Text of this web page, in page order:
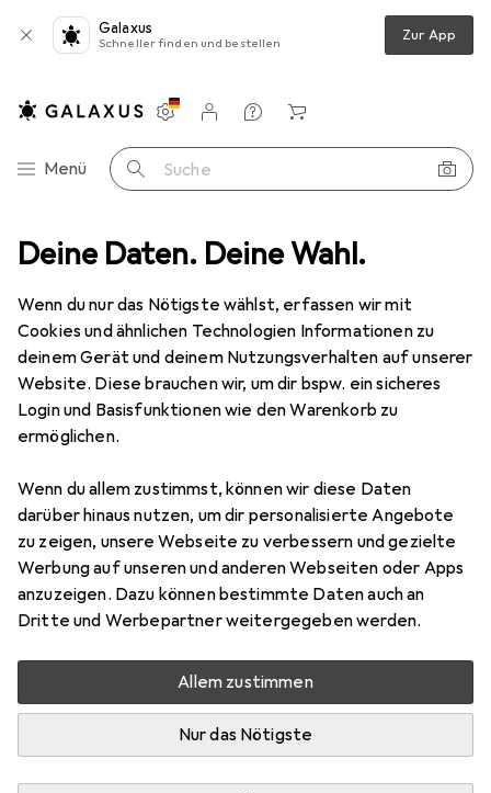
Deine Daten. Deine Wahl.
Wenn du nur das Nötigste wählst, erfassen wir mit
Cookies und ähnlichen Technologien Informationen zu
deinem Gerät und deinem Nutzungsverhalten auf unserer
Website. Diese brauchen wir, um dir bspw. ein sicheres
Login und Basisfunktionen wie den Warenkorb zu
ermöglichen.
Wenn du allem zustimmst, können wir diese Daten
darüber hinaus nutzen, um dir personalisierte Angebote
zu zeigen, unsere Webseite zu verbessern und gezielte
Werbung auf unseren und anderen Webseiten oder Apps
anzuzeigen. Dazu können bestimmte Daten auch an
Dritte und Werbepartner weitergegeben werden.
Allem zustimmen
Nur das Nötigste
Galaxus
Schneller finden und bestellen Zur App
Navigation nach Kategorien
Menü Suche
Einstellungen
Kundenkonto
Vergleichslisten
Merklisten
Warenkorb
Bad + Sanitär Badkeramik WC Deckel
4 Bilder
MSV Autumn
EUR
38,70
1
Bewertungen
Mehr als 10 Stück an Lager beim Lieferanten
Benachrichtigen, wenn schneller verfügbar
Lieferort angeben für genaue Lieferzeit